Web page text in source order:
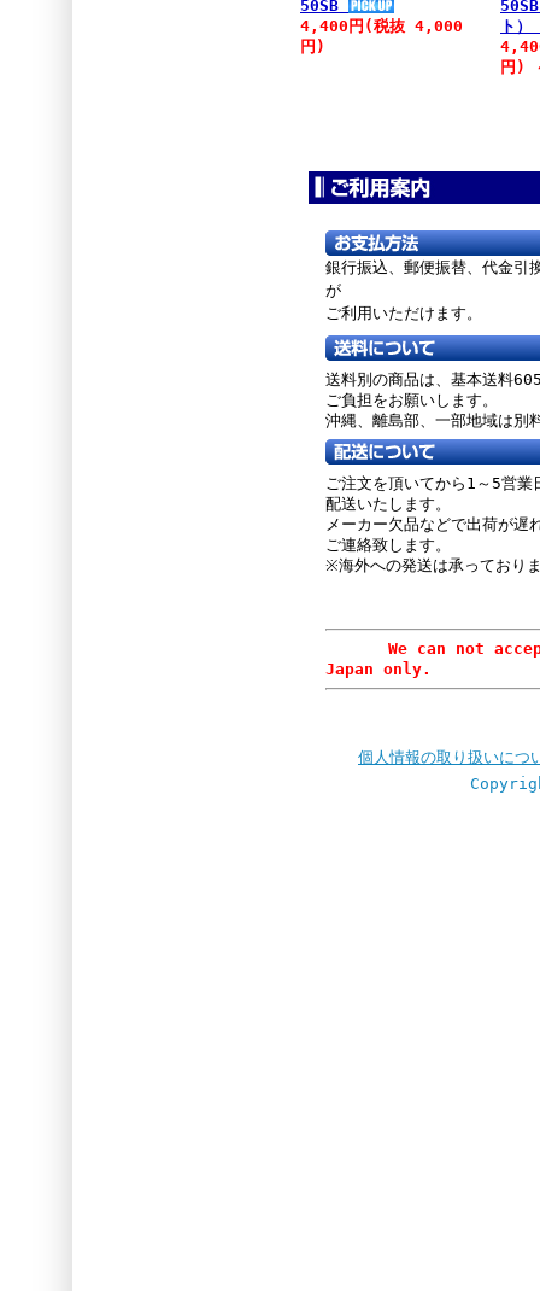
50SB
4,400円(税抜 4,000
円)
ト）
円)
銀行振込、郵便振替、 代金引
が
ご利用いただけます。
送料別の商品は、基本送料
ご負担をお願いします。
沖縄、離島部、一部地域は別
ご注文を頂いてから1～5営業
配送いたします。
メーカー欠品などで出荷が遅
ご連絡致します。
※海外への発送は承っており
We can not accept
Japan only.
個人情報の取り扱いにつ